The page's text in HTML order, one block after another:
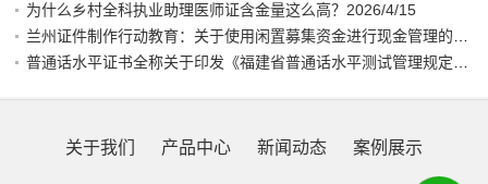
为什么乡村全科执业助理医师证含金量这么高？2026/4/15
关于我们 产品中心 新闻动态 案例展示